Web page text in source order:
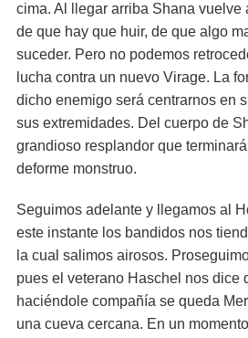
cima. Al llegar arriba Shana vuelve
de que hay que huir, de que algo
suceder. Pero no podemos
lucha contra un nuevo Virage. La
dicho enemigo será centrarnos en
sus extremidades. Del cuerpo de
grandioso resplandor que
deforme monstruo.
Seguimos adelante y llegamos al
este instante los bandidos nos
la cual salimos airosos.
pues el veterano Haschel nos dice
haciéndole compañía se queda
una cueva cercana. En un